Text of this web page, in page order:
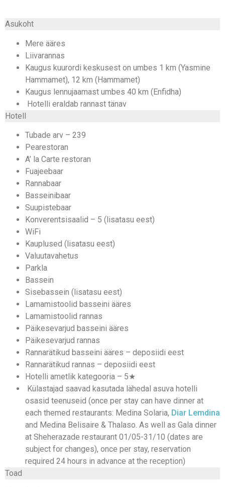
Asukoht
Mere ääres
Liivarannas
Kaugus kuurordi keskusest on umbes 1 km (Yasmine
Hammamet), 12 km (Hammamet)
Kaugus lennujaamast umbes 40 km (Enfidha)
Hotelli eraldab rannast tänav
Hotell
Tubade arv – 239
Pearestoran
A’ la Carte restoran
Fuajeebaar
Rannabaar
Basseinibaar
Suupistebaar
Konverentsisaalid – 5 (lisatasu eest)
WiFi
Kauplused (lisatasu eest)
Valuutavahetus
Parkla
Bassein
Sisebassein (lisatasu eest)
Lamamistoolid basseini ääres
Lamamistoolid rannas
Päikesevarjud basseini ääres
Päikesevarjud rannas
Rannarätikud basseini ääres – deposiidi eest
Rannarätikud rannas – deposiidi eest
Hotelli ametlik kategooria – 5★
Külastajad saavad kasutada lähedal asuva hotelli
osasid teenuseid (once per stay can have dinner at
each themed restaurants: Medina Solaria, Diar Lemdina
and Medina Belisaire & Thalaso. As well as Gala dinner
at Sheherazade restaurant 01/05-31/10 (dates are
subject for changes), once per stay, reservation
required 24 hours in advance at the reception)
Toad